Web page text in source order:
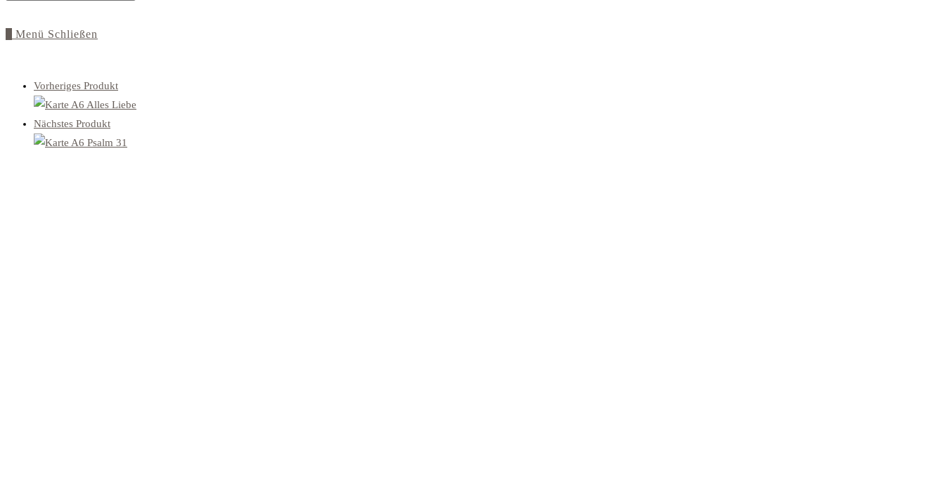
Menü Schließen
Vorheriges Produkt
Nächstes Produkt